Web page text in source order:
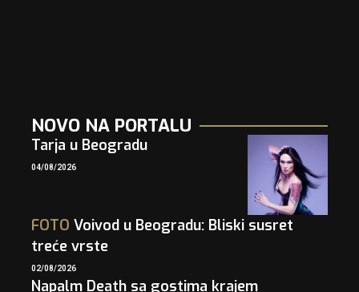
NOVO NA PORTALU
Tarja u Beogradu
04/08/2026
FOTO Voivod u Beogradu: Bliski susret
treće vrste
02/08/2026
Napalm Death sa gostima krajem